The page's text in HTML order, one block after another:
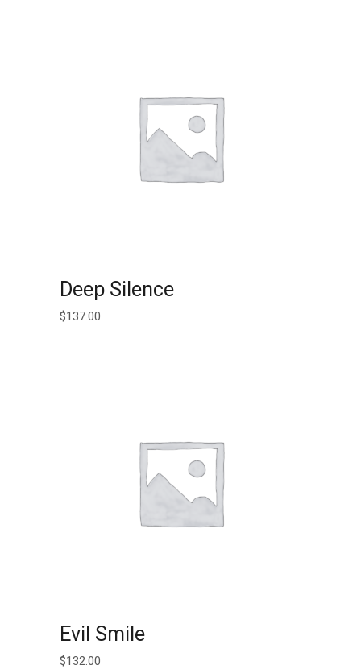
AJOUTER AU PANIER
Deep Silence
$137.00
AJOUTER AU PANIER
Evil Smile
$132.00